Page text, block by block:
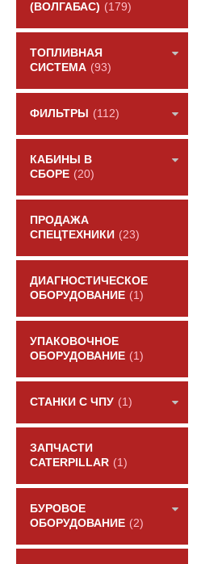
(ВОЛГАБАС) (179)
ТОПЛИВНАЯ
СИСТЕМА (93)
ФИЛЬТРЫ (112)
КАБИНЫ В
СБОРЕ (20)
ПРОДАЖА
СПЕЦТЕХНИКИ (23)
ДИАГНОСТИЧЕСКОЕ
ОБОРУДОВАНИЕ (1)
УПАКОВОЧНОЕ
ОБОРУДОВАНИЕ (1)
СТАНКИ С ЧПУ (1)
ЗАПЧАСТИ
CATERPILLAR (1)
БУРОВОЕ
ОБОРУДОВАНИЕ (2)